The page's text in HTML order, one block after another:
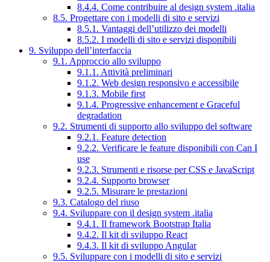
8.4.4. Come contribuire al design system .italia
8.5. Progettare con i modelli di sito e servizi
8.5.1. Vantaggi dell’utilizzo dei modelli
8.5.2. I modelli di sito e servizi disponibili
9. Sviluppo dell’interfaccia
9.1. Approccio allo sviluppo
9.1.1. Attività preliminari
9.1.2. Web design responsivo e accessibile
9.1.3. Mobile first
9.1.4. Progressive enhancement e Graceful
degradation
9.2. Strumenti di supporto allo sviluppo del software
9.2.1. Feature detection
9.2.2. Verificare le feature disponibili con Can I
use
9.2.3. Strumenti e risorse per CSS e JavaScript
9.2.4. Supporto browser
9.2.5. Misurare le prestazioni
9.3. Catalogo del riuso
9.4. Sviluppare con il design system .italia
9.4.1. Il framework Bootstrap Italia
9.4.2. Il kit di sviluppo React
9.4.3. Il kit di sviluppo Angular
9.5. Sviluppare con i modelli di sito e servizi